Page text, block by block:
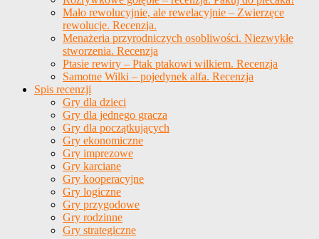
Mało rewolucyjnie, ale rewelacyjnie – Zwierzęce
rewolucje. Recenzja.
Menażeria przyrodniczych osobliwości. Niezwykłe
stworzenia. Recenzja
Ptasie rewiry – Ptak ptakowi wilkiem. Recenzja
Samotne Wilki – pojedynek alfa. Recenzja
Spis recenzji
Gry dla dzieci
Gry dla jednego gracza
Gry dla początkujących
Gry ekonomiczne
Gry imprezowe
Gry karciane
Gry kooperacyjne
Gry logiczne
Gry przygodowe
Gry rodzinne
Gry strategiczne